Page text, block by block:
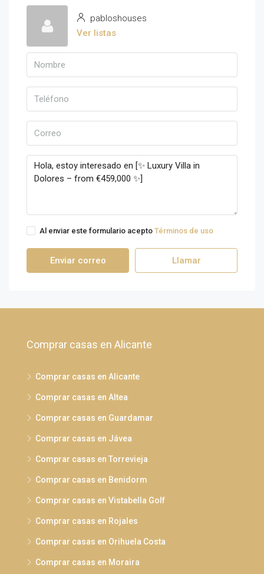
pabloshouses
Ver listas
Al enviar este formulario acepto Términos de uso
Enviar correo Llamar
Comprar casas en Alicante
Comprar casas en Alicante
Comprar casas en Altea
Comprar casas en Guardamar
Comprar casas en Jávea
Comprar casas en Torrevieja
Comprar casas en Benidorm
Comprar casas en Vistabella Golf
Comprar casas en Rojales
Comprar casas en Orihuela Costa
Comprar casas en Moraira